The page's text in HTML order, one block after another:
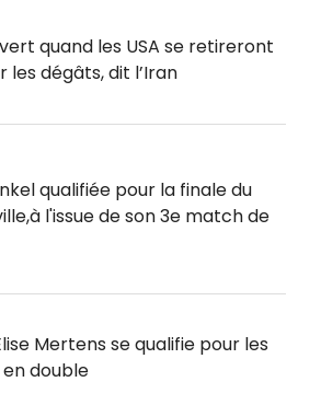
quand les USA se retireront
dégâts, dit l’Iran
qualifiée pour la finale du
l'issue de son 3e match de
Mertens se qualifie pour les
double